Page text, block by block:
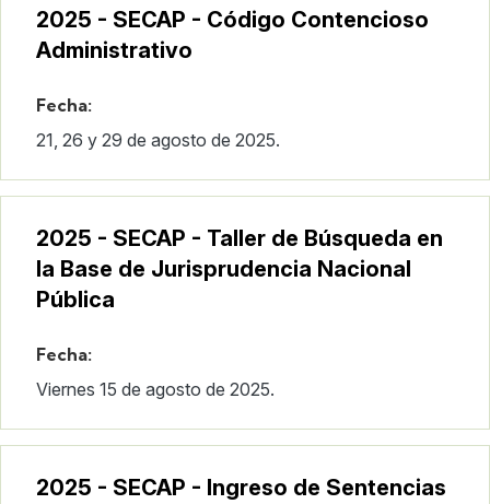
2025 - SECAP - Código Contencioso
Administrativo
Fecha:
21, 26 y 29 de agosto de 2025.
2025 - SECAP - Taller de Búsqueda en
la Base de Jurisprudencia Nacional
Pública
Fecha:
Viernes 15 de agosto de 2025.
2025 - SECAP - Ingreso de Sentencias